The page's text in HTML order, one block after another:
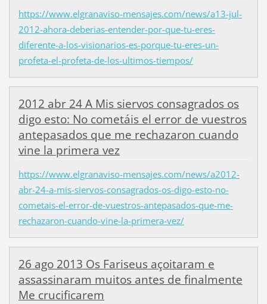
https://www.elgranaviso-mensajes.com/news/a13-jul-
2012-ahora-deberias-entender-por-que-tu-eres-
diferente-a-los-visionarios-es-porque-tu-eres-un-
profeta-el-profeta-de-los-ultimos-tiempos/
2012 abr 24 A Mis siervos consagrados os
digo esto: No cometáis el error de vuestros
antepasados que me rechazaron cuando
vine la primera vez
https://www.elgranaviso-mensajes.com/news/a2012-
abr-24-a-mis-siervos-consagrados-os-digo-esto-no-
cometais-el-error-de-vuestros-antepasados-que-me-
rechazaron-cuando-vine-la-primera-vez/
26 ago 2013 Os Fariseus açoitaram e
assassinaram muitos antes de finalmente
Me crucificarem